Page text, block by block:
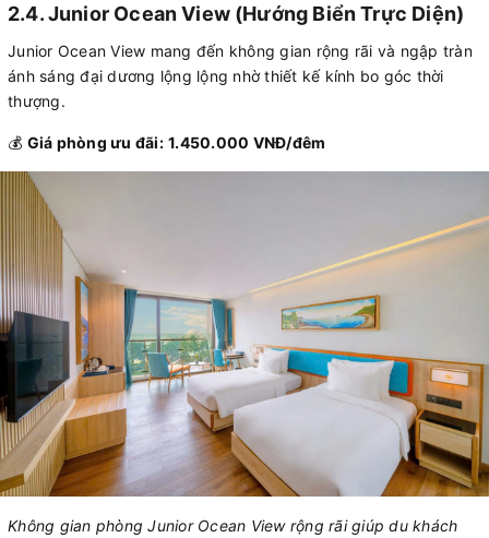
2.4. Junior Ocean View (Hướng Biển Trực Diện)
Junior Ocean View mang đến không gian rộng rãi và ngập tràn
ánh sáng đại dương lộng lộng nhờ thiết kế kính bo góc thời
thượng.
💰 Giá phòng ưu đãi: 1.450.000 VNĐ/đêm
Không gian phòng Junior Ocean View rộng rãi giúp du khách